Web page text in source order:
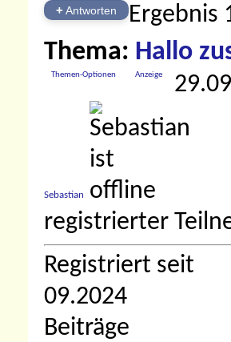
+Antworten Ergebnis
Thema: Hallo
Themen-Optionen Anzeige
Sebastian
registrierter
Registriert seit
09.2024
Beiträge